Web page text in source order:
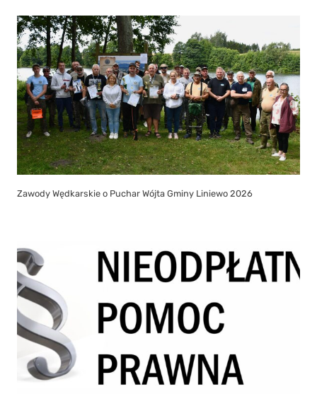
Zawody Wędkarskie o Puchar Wójta Gminy Liniewo 2026